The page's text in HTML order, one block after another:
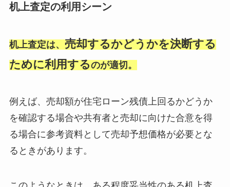
机上査定の利用シーン
机上査定は、 売却するかどうかを決断する
ために利用するのが適切。
例えば、売却額が住宅ローン残債上回るかどうか
を確認する場合や共有者と売却に向けた合意を得
る場合に参考資料として売却予想価格が必要とな
るときがあります。